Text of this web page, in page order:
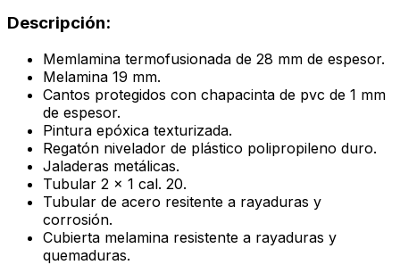
Descripción:
Memlamina termofusionada de 28 mm de espesor.
Melamina 19 mm.
Cantos protegidos con chapacinta de pvc de 1 mm
de espesor.
Pintura epóxica texturizada.
Regatón nivelador de plástico polipropileno duro.
Jaladeras metálicas.
Tubular 2 x 1 cal. 20.
Tubular de acero resitente a rayaduras y
corrosión.
Cubierta melamina resistente a rayaduras y
quemaduras.